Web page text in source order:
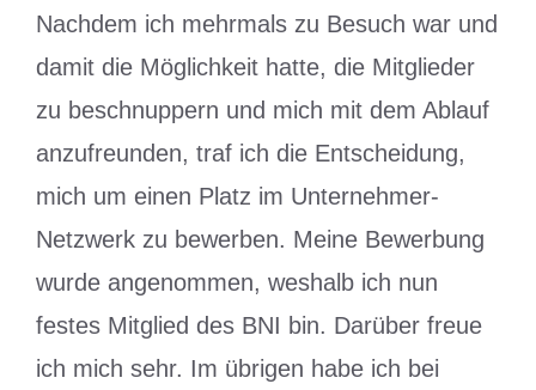
Nachdem ich mehrmals zu Besuch war und
damit die Möglichkeit hatte, die Mitglieder
zu beschnuppern und mich mit dem Ablauf
anzufreunden, traf ich die Entscheidung,
mich um einen Platz im Unternehmer-
Netzwerk zu bewerben. Meine Bewerbung
wurde angenommen, weshalb ich nun
festes Mitglied des BNI bin. Darüber freue
ich mich sehr. Im übrigen habe ich bei